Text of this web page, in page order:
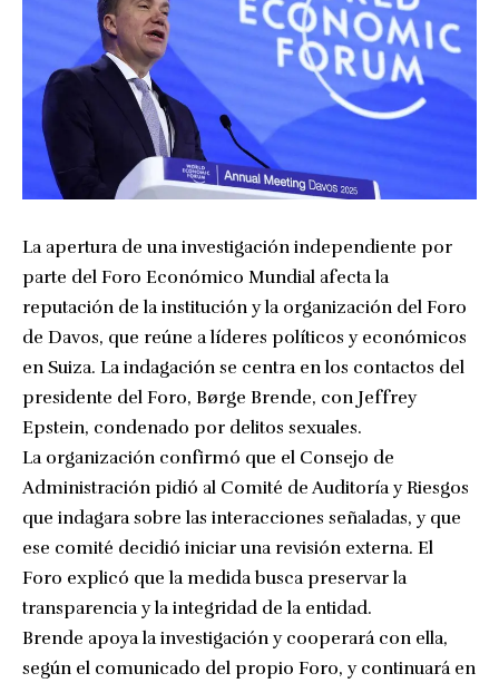
La apertura de una investigación independiente por
parte del Foro Económico Mundial afecta la
reputación de la institución y la organización del Foro
de Davos, que reúne a líderes políticos y económicos
en Suiza. La indagación se centra en los contactos del
presidente del Foro, Børge Brende, con Jeffrey
Epstein, condenado por delitos sexuales.
La organización confirmó que el Consejo de
Administración pidió al Comité de Auditoría y Riesgos
que indagara sobre las interacciones señaladas, y que
ese comité decidió iniciar una revisión externa. El
Foro explicó que la medida busca preservar la
transparencia y la integridad de la entidad.
Brende apoya la investigación y cooperará con ella,
según el comunicado del propio Foro, y continuará en